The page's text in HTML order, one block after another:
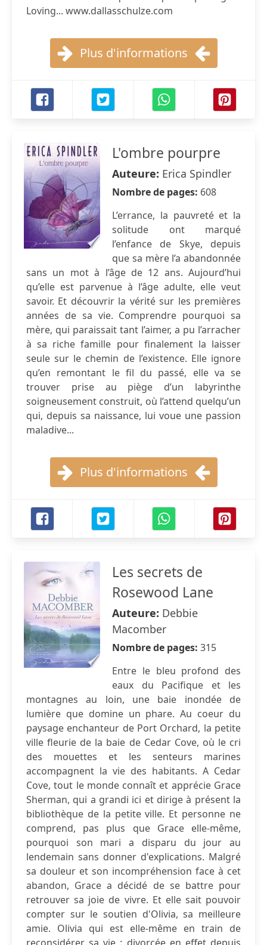
Loving... www.dallasschulze.com
Plus d'informations
L'ombre pourpre
Auteure: Erica Spindler
Nombre de pages: 608
L’errance, la pauvreté et la
solitude ont marqué
l’enfance de Skye, depuis
que sa mère l’a abandonnée
sans un mot à l’âge de 12 ans. Aujourd’hui
qu’elle est parvenue à l’âge adulte, elle veut
savoir. Et découvrir la vérité sur les premières
années de sa vie. Comprendre pourquoi sa
mère, qui paraissait tant l’aimer, a pu l’arracher
à sa riche famille pour finalement la laisser
seule sur le chemin de l’existence. Elle ignore
qu’en remontant le fil du passé, elle va se
trouver prise au piège d’un labyrinthe
soigneusement construit, où l’attend quelqu’un
qui, depuis sa naissance, lui voue une passion
maladive...
Plus d'informations
Les secrets de
Rosewood Lane
Auteure: Debbie
Macomber
Nombre de pages: 315
Entre le bleu profond des
eaux du Pacifique et les
montagnes au loin, une baie inondée de
lumière que domine un phare. Au coeur du
paysage enchanteur de Port Orchard, la petite
ville fleurie de la baie de Cedar Cove, où le cri
des mouettes et les senteurs marines
accompagnent la vie des habitants. A Cedar
Cove, tout le monde connaît et apprécie Grace
Sherman, qui a grandi ici et dirige à présent la
bibliothèque de la petite ville. Et personne ne
comprend, pas plus que Grace elle-même,
pourquoi son mari a disparu du jour au
lendemain sans donner d'explications. Malgré
sa douleur et son incompréhension face à cet
abandon, Grace a décidé de se battre pour
retrouver sa joie de vivre. Et elle sait pouvoir
compter sur le soutien d'Olivia, sa meilleure
amie. Olivia qui est elle-même en train de